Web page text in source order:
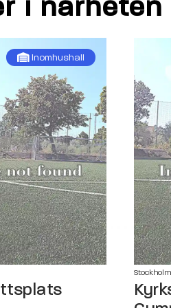
Inomhushall